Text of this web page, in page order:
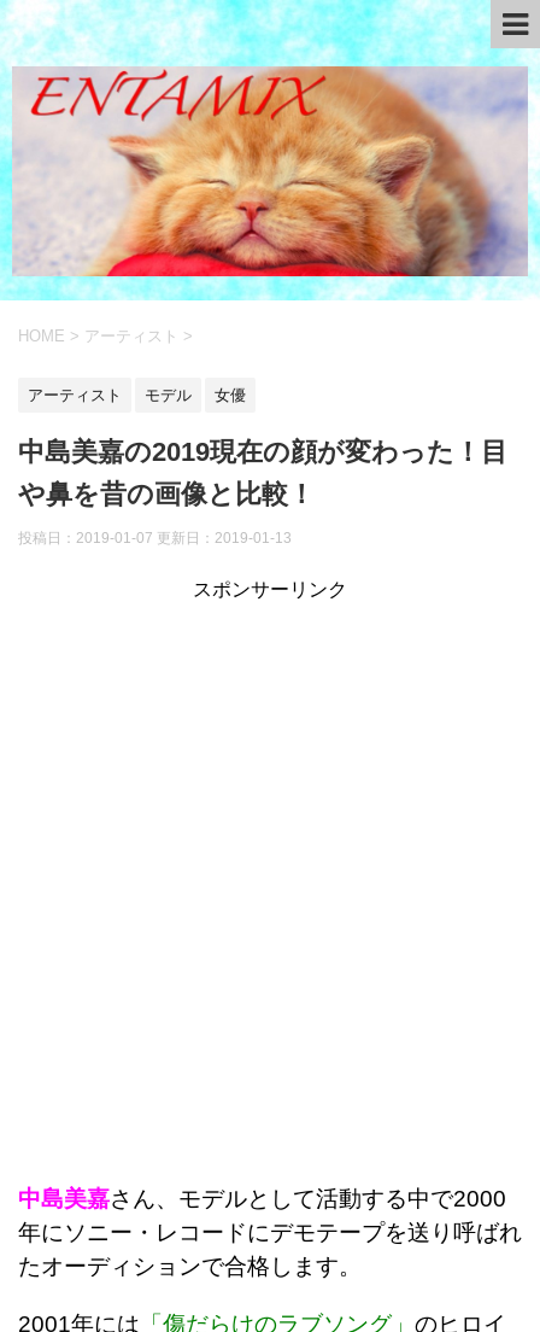
HOME > アーティスト >
アーティスト モデル 女優
中島美嘉の2019現在の顔が変わった！目
や鼻を昔の画像と比較！
投稿日：2019-01-07 更新日： 2019-01-13
スポンサーリンク
中島美嘉さん、モデルとして活動する中で2000
年にソニー・レコードにデモテープを送り呼ばれ
たオーディションで合格します。
2001年には 「傷だらけのラブソング」 のヒロイ